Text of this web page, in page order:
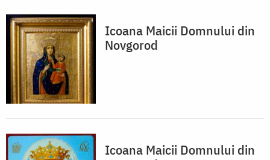
Icoana Maicii Domnului din
Novgorod
Icoana Maicii Domnului din